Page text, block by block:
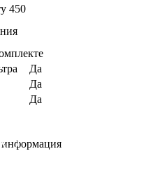
450
Да
Да
Да
информация